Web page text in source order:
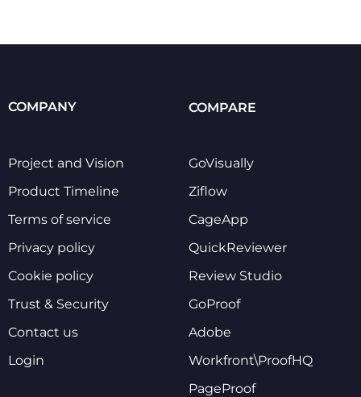
COMPANY
Project and Vision
Product Timeline
Terms of service
Privacy policy
Cookie policy
Trust & Security
Contact us
Login
COMPARE
GoVisually
Ziflow
CageApp
QuickReviewer
Review Studio
GoProof
Adobe
Workfront\ProofHQ
PageProof